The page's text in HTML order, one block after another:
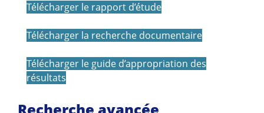
Télécharger le rapport d’étude
Télécharger la recherche documentaire
Télécharger le guide d’appropriation des
résultats